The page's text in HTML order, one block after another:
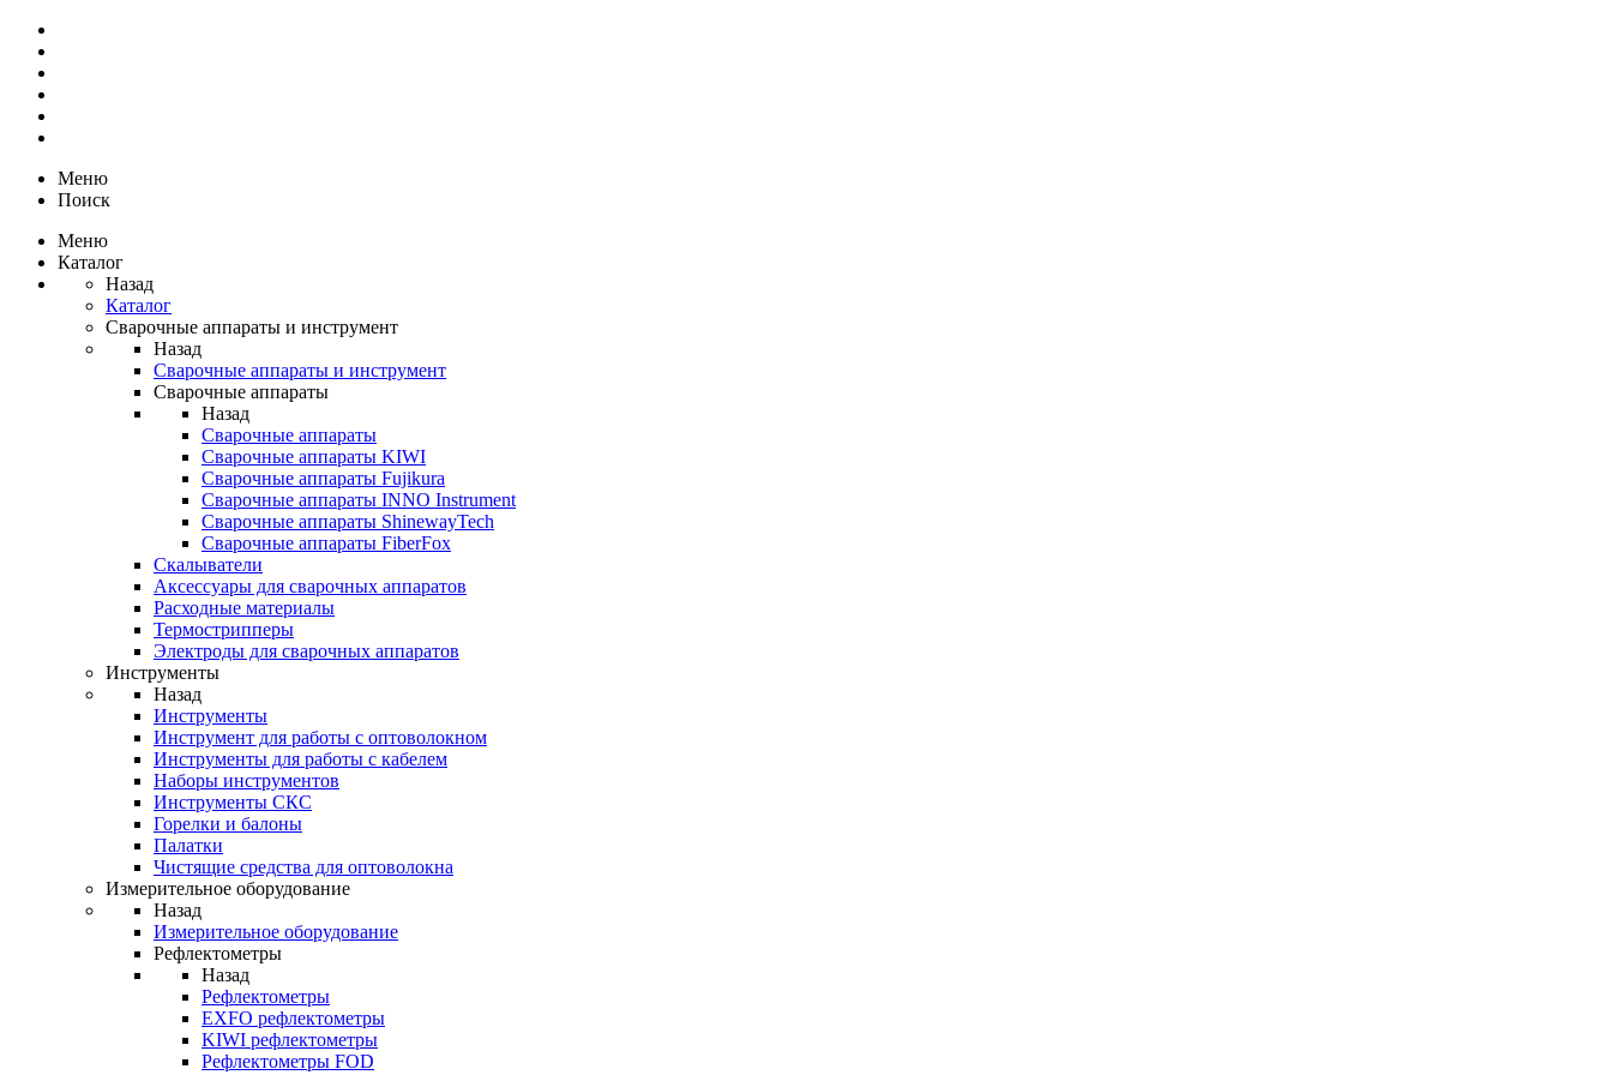
Меню
Поиск
Меню
Каталог
Назад
Каталог
Сварочные аппараты и инструмент
Назад
Сварочные аппараты и инструмент
Сварочные аппараты
Назад
Сварочные аппараты
Сварочные аппараты KIWI
Сварочные аппараты Fujikura
Сварочные аппараты INNO Instrument
Сварочные аппараты ShinewayTech
Cварочные аппараты FiberFox
Скалыватели
Аксессуары для сварочных аппаратов
Расходные материалы
Термострипперы
Электроды для сварочных аппаратов
Инструменты
Назад
Инструменты
Инструмент для работы с оптоволокном
Инструменты для работы с кабелем
Наборы инструментов
Инструменты СКС
Горелки и балоны
Палатки
Чистящие средства для оптоволокна
Измерительное оборудование
Назад
Измерительное оборудование
Рефлектометры
Назад
Рефлектометры
EXFO рефлектометры
KIWI рефлектометры
Рефлектометры FOD